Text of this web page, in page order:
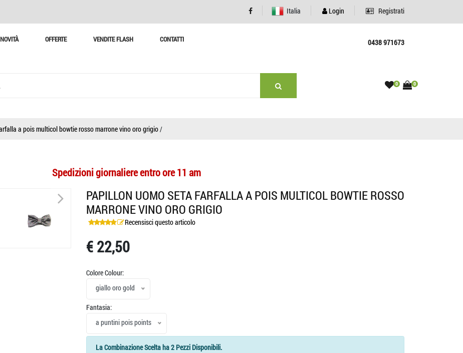
Italia Login Registrati
NOVITÀ OFFERTE VENDITE FLASH CONTATTI 0438 971673
0 0
a pois multicol bowtie rosso marrone vino oro grigio/
Spedizioni giornaliere entro ore 11 am
>
PAPILLON UOMO SETA FARFALLA A POIS MULTICOL BOWTIE ROSSO
MARRONE VINO ORO GRIGIO
Recensisci questo articolo
€ 22,50
Colore Colour:
giallo oro gold
Fantasia:
a puntini pois points
La Combinazione Scelta ha 2 Pezzi Disponibili.